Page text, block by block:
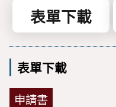
表單下載
表單下載
申請書